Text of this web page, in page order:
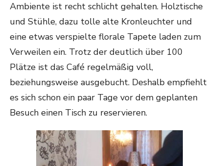
Ambiente ist recht schlicht gehalten. Holztische
und Stühle, dazu tolle alte Kronleuchter und
eine etwas verspielte florale Tapete laden zum
Verweilen ein. Trotz der deutlich über 100
Plätze ist das Café regelmäßig voll,
beziehungsweise ausgebucht. Deshalb empfiehlt
es sich schon ein paar Tage vor dem geplanten
Besuch einen Tisch zu reservieren.